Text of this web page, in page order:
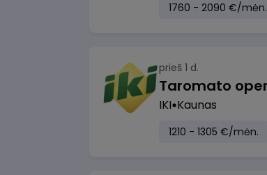
1760 - 2090 €/mėn.
prieš 1 d.
IKI Kaunas
1210 - 1305 €/mėn.